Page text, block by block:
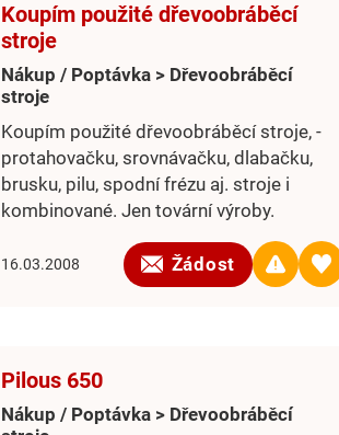
Koupím použité dřevoobráběcí
stroje
Nákup / Poptávka > Dřevoobráběcí
stroje
Koupím použité dřevoobráběcí stroje, -
protahovačku, srovnávačku, dlabačku,
brusku, pilu, spodní frézu aj. stroje i
kombinované. Jen tovární výroby.
16.03.2008 Žádost
Pilous 650
Nákup / Poptávka > Dřevoobráběcí